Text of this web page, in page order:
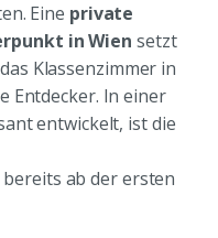
Eine private
in Wien setzt
Klassenzimmer in
Entdecker. In einer
entwickelt, ist die
ab der ersten